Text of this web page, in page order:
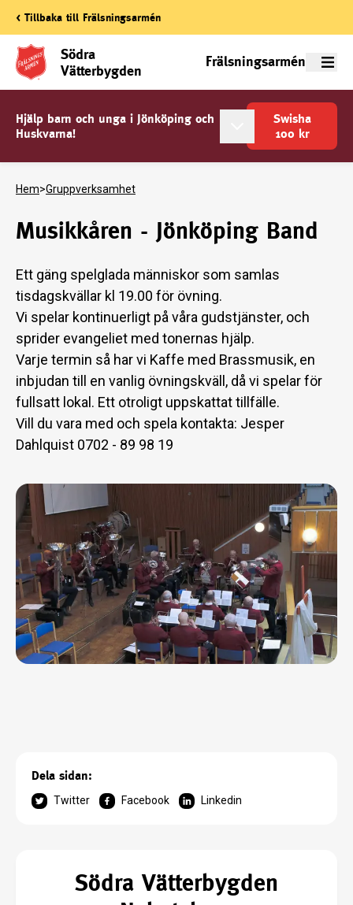
< Tillbaka till Frälsningsarmén
Södra
Vätterbygden
Frälsningsarmén Meny
Hjälp barn och unga i Jönköping och
Huskvarna!
Swisha
100 kr
Hem>Gruppverksamhet
Musikkåren - Jönköping Band
Ett gäng spelglada människor som samlas
tisdagskvällar kl 19.00 för övning.
Vi spelar kontinuerligt på våra gudstjänster, och
sprider evangeliet med tonernas hjälp.
Varje termin så har vi Kaffe med Brassmusik, en
inbjudan till en vanlig övningskväll, då vi spelar för
fullsatt lokal. Ett otroligt uppskattat tillfälle.
Vill du vara med och spela kontakta: Jesper
Dahlquist 0702 - 89 98 19
Dela sidan:
Twitter Facebook Linkedin
Södra Vätterbygden